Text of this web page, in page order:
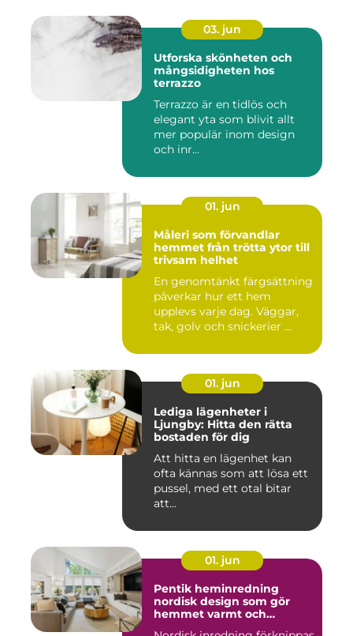
03. jun
Utforska skönheten och
mångsidigheten hos
terrazzo
Terrazzo är en tidlös och
elegant yta som blivit allt
mer populär inom design
och inr...
01. jun
Måleri som förvandlar
hemmet från trötta ytor till
trivsam helhet
En genomtänkt färgsättning
påverkar hur ett hem
upplevs varje dag. Väggar,
tak, golv och snickerier ...
01. jun
Lediga lägenheter i
Ljungby: Hitta den rätta
bostaden för dig
Att hitta en lägenhet kan
ofta kännas som att lösa ett
pussel, med ett otal bitar
att...
01. jun
Pentik heminredning
nordisk design som gör
hemmet varmt och